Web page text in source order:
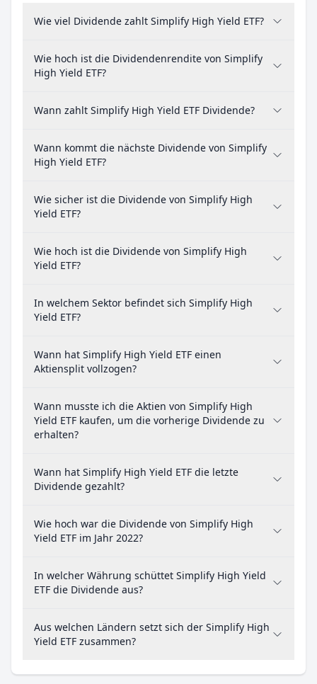
Wie viel Dividende zahlt Simplify High Yield ETF?
Wie hoch ist die Dividendenrendite von Simplify
High Yield ETF?
Wann zahlt Simplify High Yield ETF Dividende?
Wann kommt die nächste Dividende von Simplify
High Yield ETF?
Wie sicher ist die Dividende von Simplify High
Yield ETF?
Wie hoch ist die Dividende von Simplify High
Yield ETF?
In welchem Sektor befindet sich Simplify High
Yield ETF?
Wann hat Simplify High Yield ETF einen
Aktiensplit vollzogen?
Wann musste ich die Aktien von Simplify High
Yield ETF kaufen, um die vorherige Dividende zu
erhalten?
Wann hat Simplify High Yield ETF die letzte
Dividende gezahlt?
Wie hoch war die Dividende von Simplify High
Yield ETF im Jahr 2022?
In welcher Währung schüttet Simplify High Yield
ETF die Dividende aus?
Aus welchen Ländern setzt sich der Simplify High
Yield ETF zusammen?